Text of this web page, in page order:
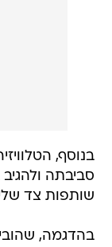
בנוסף,
סביבתה
שותפות צד